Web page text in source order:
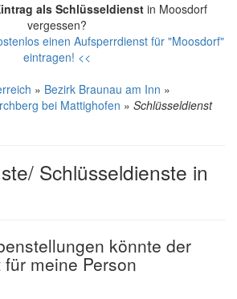
als Schlüsseldienstin Moosdorf
vergessen?
einen Aufsperrdienst für "Moosdorf"
eintragen! <<
» Bezirk Braunau am Inn »
bei Mattighofen » Schlüsseldienst
Schlüsseldienste in
könnte der
meine Person